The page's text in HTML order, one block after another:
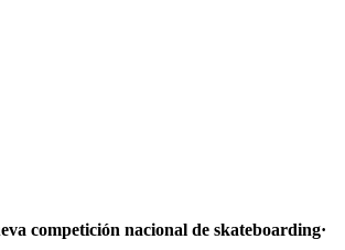
competición nacional de skateboarding·